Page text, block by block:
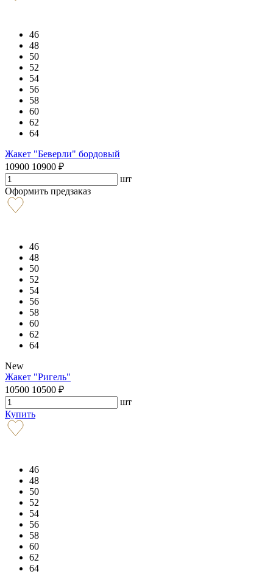
46
48
50
52
54
56
58
60
62
64
Жакет "Беверли" бордовый
10900 10900 ₽
шт
Оформить предзаказ
46
48
50
52
54
56
58
60
62
64
New
Жакет "Ригель"
10500 10500 ₽
шт
Купить
46
48
50
52
54
56
58
60
62
64